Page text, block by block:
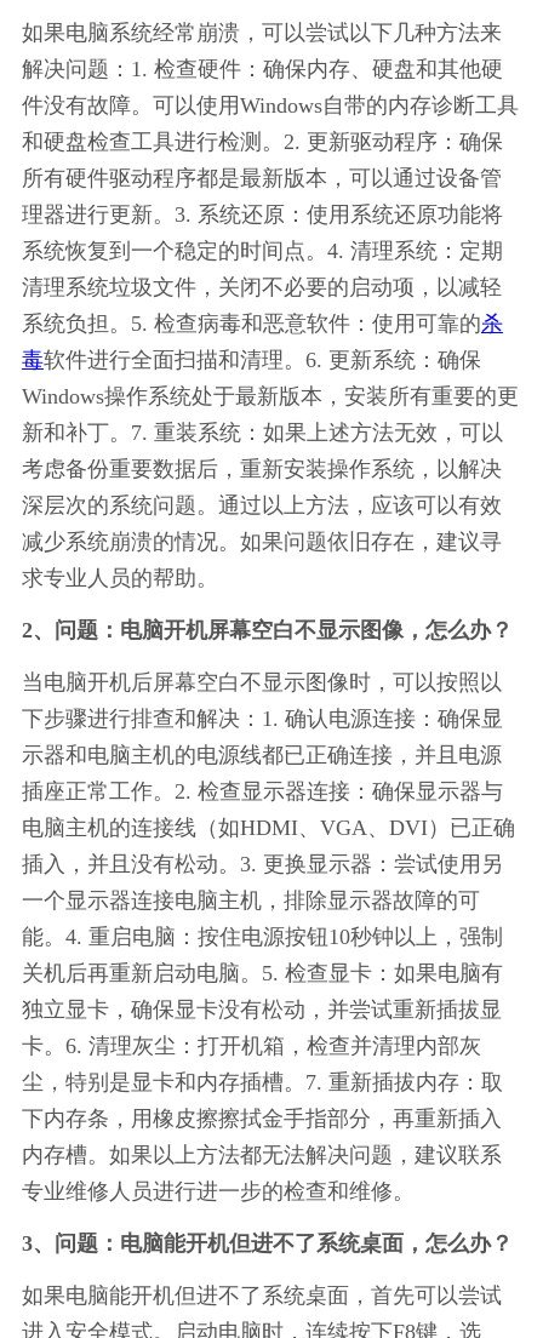
如果电脑系统经常崩溃，可以尝试以下几种方法来
解决问题：1. 检查硬件：确保内存、硬盘和其他硬
件没有故障。可以使用Windows自带的内存诊断工具
和硬盘检查工具进行检测。2. 更新驱动程序：确保
所有硬件驱动程序都是最新版本，可以通过设备管
理器进行更新。3. 系统还原：使用系统还原功能将
系统恢复到一个稳定的时间点。4. 清理系统：定期
清理系统垃圾文件，关闭不必要的启动项，以减轻
系统负担。5. 检查病毒和恶意软件：使用可靠的杀
毒软件进行全面扫描和清理。6. 更新系统：确保
Windows操作系统处于最新版本，安装所有重要的更
新和补丁。7. 重装系统：如果上述方法无效，可以
考虑备份重要数据后，重新安装操作系统，以解决
深层次的系统问题。通过以上方法，应该可以有效
减少系统崩溃的情况。如果问题依旧存在，建议寻
求专业人员的帮助。
2、问题：电脑开机屏幕空白不显示图像，怎么办？
当电脑开机后屏幕空白不显示图像时，可以按照以
下步骤进行排查和解决：1. 确认电源连接：确保显
示器和电脑主机的电源线都已正确连接，并且电源
插座正常工作。2. 检查显示器连接：确保显示器与
电脑主机的连接线（如HDMI、VGA、DVI）已正确
插入，并且没有松动。3. 更换显示器：尝试使用另
一个显示器连接电脑主机，排除显示器故障的可
能。4. 重启电脑：按住电源按钮10秒钟以上，强制
关机后再重新启动电脑。5. 检查显卡：如果电脑有
独立显卡，确保显卡没有松动，并尝试重新插拔显
卡。6. 清理灰尘：打开机箱，检查并清理内部灰
尘，特别是显卡和内存插槽。7. 重新插拔内存：取
下内存条，用橡皮擦擦拭金手指部分，再重新插入
内存槽。如果以上方法都无法解决问题，建议联系
专业维修人员进行进一步的检查和维修。
3、问题：电脑能开机但进不了系统桌面，怎么办？
如果电脑能开机但进不了系统桌面，首先可以尝试
进入安全模式。启动电脑时，连续按下F8键，选